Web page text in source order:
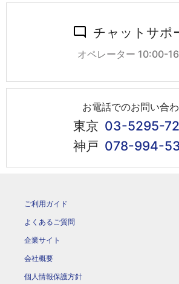
チャットサポ
オペレーター 10:00-
お電話でのお問い合
東京 03-5295-
神戸 078-994-
ご利用ガイド
よくあるご質問
企業サイト
会社概要
個人情報保護方針